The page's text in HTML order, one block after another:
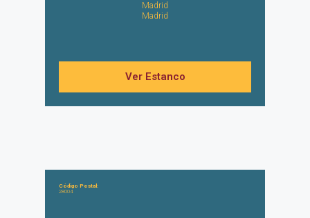
Madrid
Madrid
Ver Estanco
Código Postal:
28004